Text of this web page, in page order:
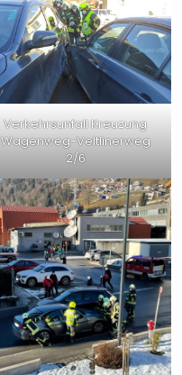
Verkehrsunfall Kreuzung
Wagenweg-Veltlinerweg
2/6